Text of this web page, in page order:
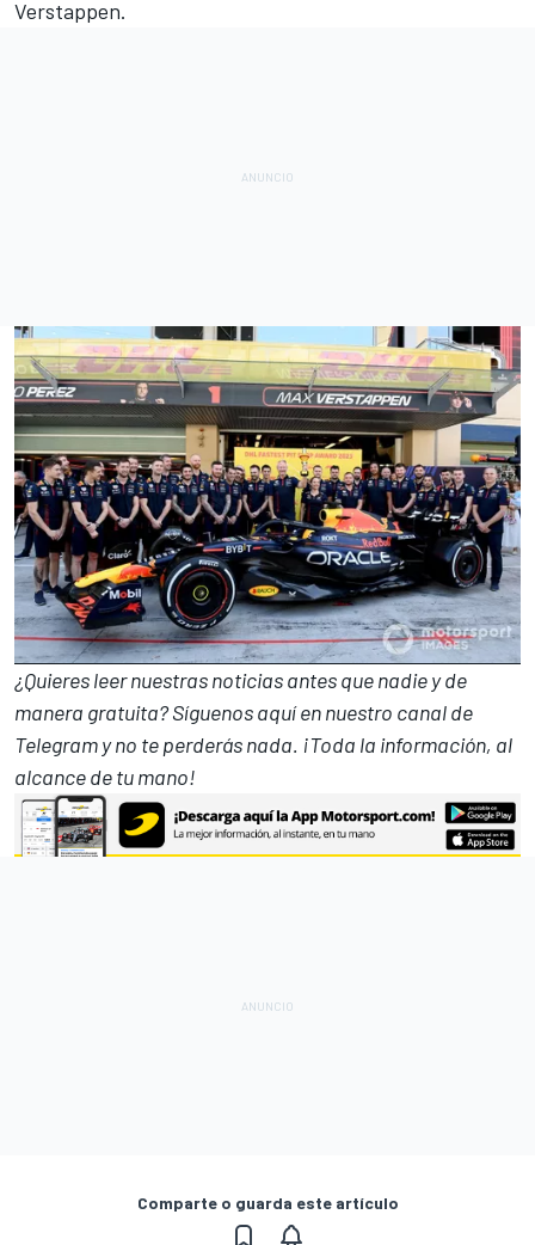
Verstappen.
¿Quieres leer nuestras noticias antes que nadie y de
manera gratuita? Síguenosaquí en nuestro canal de
Telegramy no te perderás nada. ¡Toda la información, al
alcance de tu mano!
Comparte o guarda este artículo